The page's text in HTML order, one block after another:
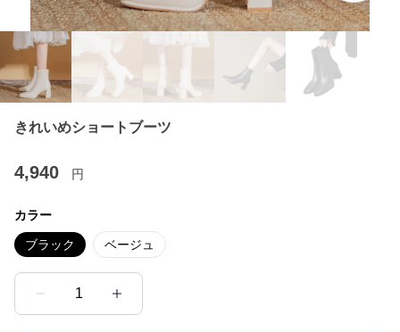
きれいめショートブーツ
4,940 円
カラー
ブラック ベージュ
1